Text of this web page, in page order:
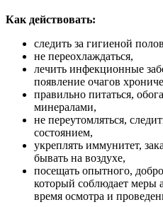
Как действовать:
следить за гигиеной
не переохлаждаться,
лечить инфекционные
появление очагов
правильно питаться,
минералами,
не переутомляться,
состоянием,
укреплять иммунитет,
бывать на воздухе,
посещать опытного,
который соблюдает меры
время осмотра и